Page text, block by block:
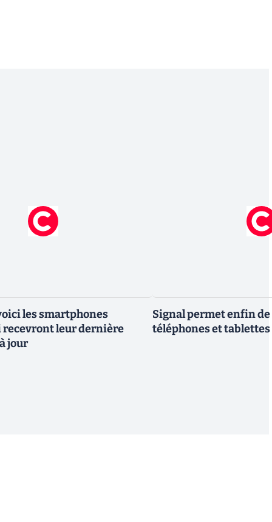
les smartphones
recevront leur dernière
jour
Signal permet enfin
téléphones et tablettes